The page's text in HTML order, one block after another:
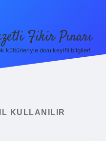
Fikir Pınarı
kültürleriyle dolu keyifli bilgiler!
KULLANILIR